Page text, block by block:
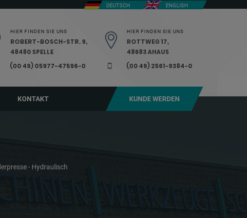
DEUTSCH ENGLISH
HIER FINDEN SIE UNS
ROBERT-BOSCH-STR. 9,
48480 SPELLE
(00 49) 05977-47596-0
HIER FINDEN SIE UNS
ROTTWEG 17,
48683 AHAUS
(00 49) 2561-9384-0
KONTAKT KUNDE WERDEN
- Hydraulisch